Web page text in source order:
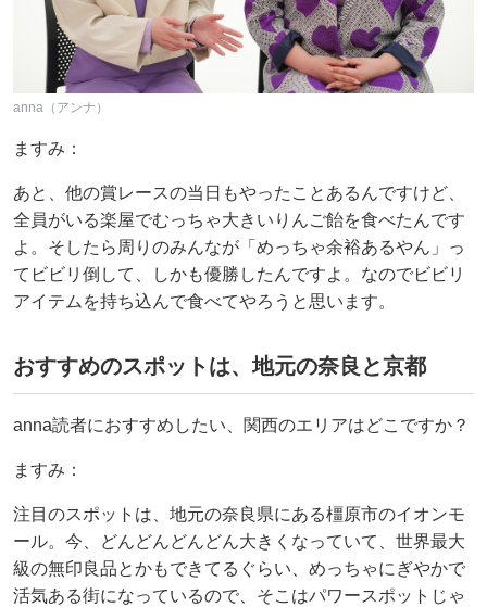
anna（アンナ）
ますみ：
あと、他の賞レースの当日もやったことあるんですけど、
全員がいる楽屋でむっちゃ大きいりんご飴を食べたんです
よ。そしたら周りのみんなが「めっちゃ余裕あるやん」っ
てビビリ倒して、しかも優勝したんですよ。なのでビビリ
アイテムを持ち込んで食べてやろうと思います。
おすすめのスポットは、地元の奈良と京都
anna読者におすすめしたい、関西のエリアはどこですか？
ますみ：
注目のスポットは、地元の奈良県にある橿原市のイオンモ
ール。今、どんどんどんどん大きくなっていて、世界最大
級の無印良品とかもできてるぐらい、めっちゃにぎやかで
活気ある街になっているので、そこはパワースポットじゃ